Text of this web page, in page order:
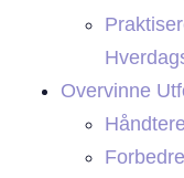
Overvinne